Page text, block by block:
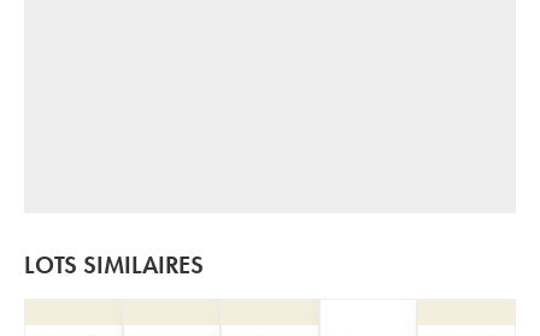
LOTS SIMILAIRES